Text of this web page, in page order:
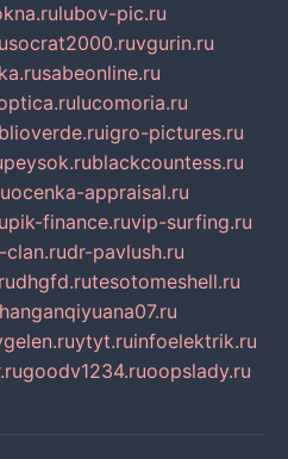
lubov-pic.ru
socrat2000.ruvgurin.ru
sabeonline.ru
lucomoria.ru
igro-pictures.ru
peysok.rublackcountess.ru
ocenka-appraisal.ru
pik-finance.ruvip-surfing.ru
dr-pavlush.ru
dhgfd.rutesotomeshell.ru
ytyt.ruinfoelektrik.ru
goodv1234.ruoopslady.ru